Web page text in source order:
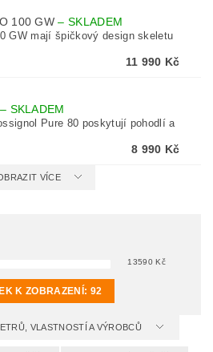
100 GW–SKLADEM
GW mají špičkový design skeletu
11 990 Kč
– SKLADEM
Pure 80 poskytují pohodlí a
8 990 Kč
VÍCE
13590Kč
K ZOBRAZENÍ: 92
VLASTNOSTÍ A VÝROBCŮ